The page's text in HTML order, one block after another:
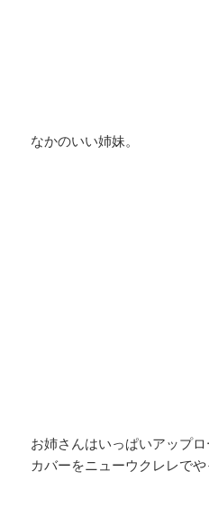
なかのいい姉妹。
お姉さんはいっぱいアップ
カバーをニューウクレレでや